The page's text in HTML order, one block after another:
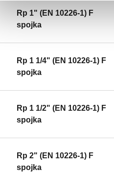
Rp 1" (EN 10226-1) F
spojka
Rp 1 1/4" (EN 10226-1) F
spojka
Rp 1 1/2" (EN 10226-1) F
spojka
Rp 2" (EN 10226-1) F
spojka